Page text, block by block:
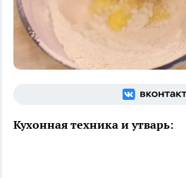
Кухонная техника и утварь: